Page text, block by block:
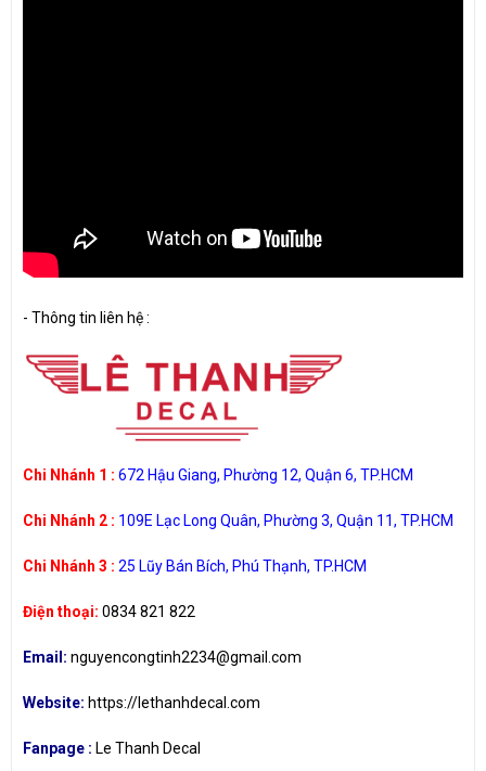
- Thông tin liên hệ :
Chi Nhánh 1 : 672 Hậu Giang, Phường 12, Quận 6, TP.HCM
Chi Nhánh 2 : 109E Lạc Long Quân, Phường 3, Quận 11, TP.HCM
Chi Nhánh 3 : 25 Lũy Bán Bích, Phú Thạnh, TP.HCM
Điện thoại: 0834 821 822
Email: nguyencongtinh2234@gmail.com
Website: https://lethanhdecal.com
Fanpage : Le Thanh Decal